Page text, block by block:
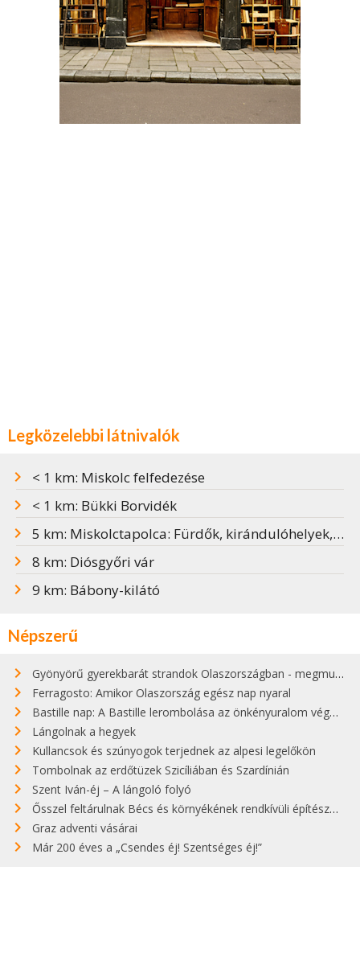
Legközelebbi látnivalók
< 1 km: Miskolc felfedezése
< 1 km: Bükki Borvidék
5 km: Miskolctapolca: Fürdők, kirándulóhelyek, programok
8 km: Diósgyőri vár
9 km: Bábony-kilátó
Népszerű
Gyönyörű gyerekbarát strandok Olaszországban - megmutatjuk a 15 legjobbat
Ferragosto: Amikor Olaszország egész nap nyaral
Bastille nap: A Bastille lerombolása az önkényuralom végét jelentette
Lángolnak a hegyek
Kullancsok és szúnyogok terjednek az alpesi legelőkön
Tombolnak az erdőtüzek Szicíliában és Szardínián
Szent Iván-éj – A lángoló folyó
Ősszel feltárulnak Bécs és környékének rendkívüli építészeti kincsei
Graz adventi vásárai
Már 200 éves a „Csendes éj! Szentséges éj!”